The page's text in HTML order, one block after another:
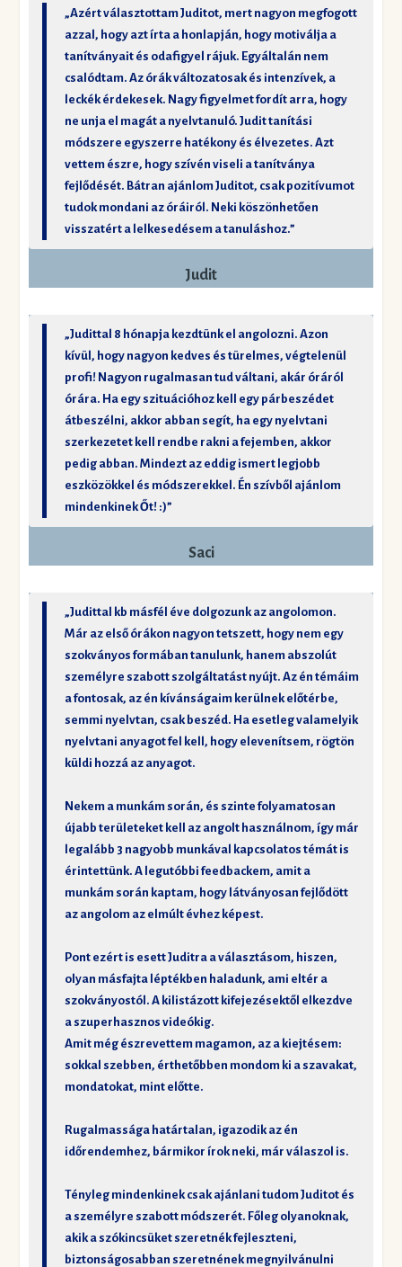
„Azért választottam Juditot, mert nagyon megfogott
azzal, hogy azt írta a honlapján, hogy motiválja a
tanítványait és odafigyel rájuk. Egyáltalán nem
csalódtam. Az órák változatosak és intenzívek, a
leckék érdekesek. Nagy figyelmet fordít arra, hogy
ne unja el magát a nyelvtanuló. Judit tanítási
módszere egyszerre hatékony és élvezetes. Azt
vettem észre, hogy szívén viseli a tanítványa
fejlődését. Bátran ajánlom Juditot, csak pozitívumot
tudok mondani az óráiról. Neki köszönhetően
visszatért a lelkesedésem a tanuláshoz.”
Judit
„Judittal 8 hónapja kezdtünk el angolozni. Azon
kívül, hogy nagyon kedves és türelmes, végtelenül
profi! Nagyon rugalmasan tud váltani, akár óráról
órára. Ha egy szituációhoz kell egy párbeszédet
átbeszélni, akkor abban segít, ha egy nyelvtani
szerkezetet kell rendbe rakni a fejemben, akkor
pedig abban. Mindezt az eddig ismert legjobb
eszközökkel és módszerekkel. Én szívből ajánlom
mindenkinek Őt! :)”
Saci
„Judittal kb másfél éve dolgozunk az angolomon.
Már az első órákon nagyon tetszett, hogy nem egy
szokványos formában tanulunk, hanem abszolút
személyre szabott szolgáltatást nyújt. Az én témáim
a fontosak, az én kívánságaim kerülnek előtérbe,
semmi nyelvtan, csak beszéd. Ha esetleg valamelyik
nyelvtani anyagot fel kell, hogy elevenítsem, rögtön
küldi hozzá az anyagot.
Nekem a munkám során, és szinte folyamatosan
újabb területeket kell az angolt használnom, így már
legalább 3 nagyobb munkával kapcsolatos témát is
érintettünk. A legutóbbi feedbackem, amit a
munkám során kaptam, hogy látványosan fejlődött
az angolom az elmúlt évhez képest.
Pont ezért is esett Juditra a választásom, hiszen,
olyan másfajta léptékben haladunk, ami eltér a
szokványostól. A kilistázott kifejezésektől elkezdve
a szuperhasznos videókig.
Amit még észrevettem magamon, az a kiejtésem:
sokkal szebben, érthetőbben mondom ki a szavakat,
mondatokat, mint előtte.
Rugalmassága határtalan, igazodik az én
időrendemhez, bármikor írok neki, már válaszol is.
Tényleg mindenkinek csak ajánlani tudom Juditot és
a személyre szabott módszerét. Főleg olyanoknak,
akik a szókincsüket szeretnék fejleszteni,
biztonságosabban szeretnének megnyilvánulni